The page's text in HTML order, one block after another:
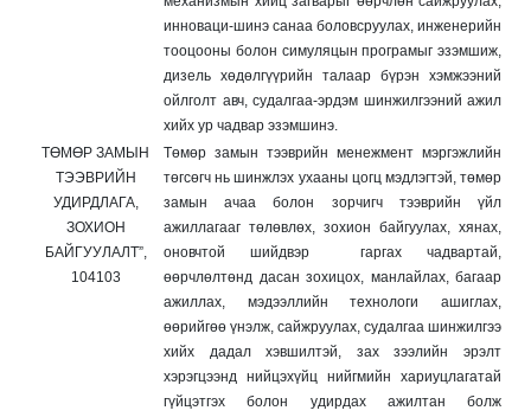
инноваци-шинэ санаа боловсруулах, инженерийн
тооцооны болон симуляцын програмыг эзэмшиж,
дизель хөдөлгүүрийн талаар бүрэн хэмжээний
ойлголт авч, судалгаа-эрдэм шинжилгээний ажил
хийх ур чадвар эзэмшинэ.
ТӨМӨР ЗАМЫН
ТЭЭВРИЙН
УДИРДЛАГА,
ЗОХИОН
БАЙГУУЛАЛТ”,
104103
Төмөр замын тээврийн менежмент мэргэжлийн
төгсөгч нь шинжлэх ухааны цогц мэдлэгтэй, төмөр
замын ачаа болон зорчигч тээврийн үйл
ажиллагааг төлөвлөх, зохион байгуулах, хянах,
оновчтой шийдвэр гаргах чадвартай,
өөрчлөлтөнд дасан зохицох, манлайлах, багаар
ажиллах, мэдээллийн технологи ашиглах,
өөрийгөө үнэлж, сайжруулах, судалгаа шинжилгээ
хийх дадал хэвшилтэй, зах зээлийн эрэлт
хэрэгцээнд нийцэхүйц нийгмийн хариуцлагатай
гүйцэтгэх болон удирдах ажилтан болж